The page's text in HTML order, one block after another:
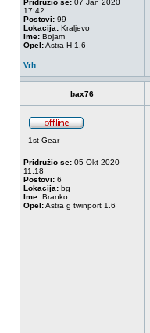
Pridružio se: 07 Jan 2020
17:42
Postovi: 99
Lokacija: Kraljevo
Ime: Bojam
Opel:Astra H 1.6
Vrh
bax76
1st Gear
Pridružio se: 05 Okt 2020
11:18
Postovi: 6
Lokacija: bg
Ime: Branko
Opel:Astra g twinport 1.6